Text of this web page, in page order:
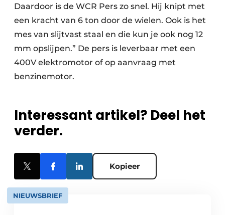
Daardoor is de WCR Pers zo snel. Hij knipt met
een kracht van 6 ton door de wielen. Ook is het
mes van slijtvast staal en die kun je ook nog 12
mm opslijpen.” De pers is leverbaar met een
400V elektromotor of op aanvraag met
benzinemotor.
Interessant artikel? Deel het
verder.
Kopieer
NIEUWSBRIEF